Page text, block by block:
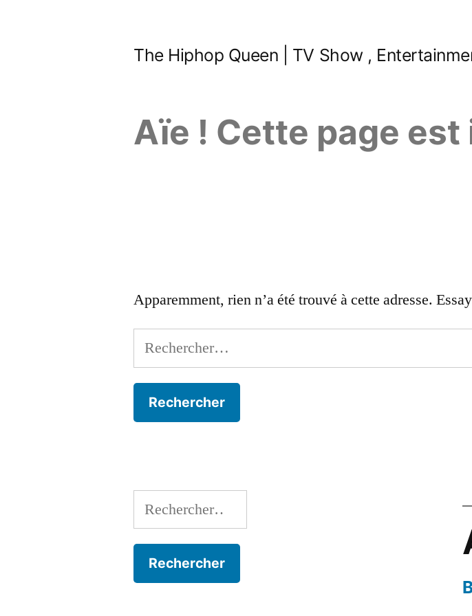
The Hiphop Queen | TV Show ,
Aïe ! Cette page
Apparemment, rien n’a été trouvé à cette adresse.
Rechercher :
Rechercher :